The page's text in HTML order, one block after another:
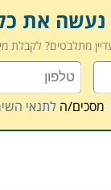
נעשה את
מתלבטים? לקבלת
מסכים/הלתנאי